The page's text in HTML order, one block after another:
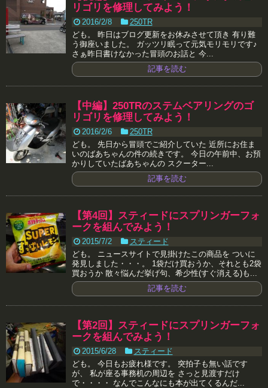
リゴリを修理してみよう！
2016/2/8
250TR
ども。 昨日はブログ更新をお休みさせて頂き 有り難
う御座いました。 ガッツリ眠って元気モリモリです♪
さぁ昨日書けなかった冒頭のお話と 今...
記事を読む
【中編】250TRのステムベアリングのゴ
リゴリを修理してみよう！
2016/2/6
250TR
ども。 先日から冒頭でご紹介していた 近所にお住ま
いのばあちゃんの件の続きです。 今日の午前中、お預
かりしていたばあちゃんの スクーター...
記事を読む
【第4回】スティードにスプリンガーフォ
ークを組んでみよう！
2015/7/2
スティード
ども。 ニュースサイトで見掛けたこの商品を ついに
発見しました・・・。 1袋だけ買おうか、それとも2袋
買おうか 散々悩んだ挙げ句、希少性(すぐ消える)も...
記事を読む
【第2回】スティードにスプリンガーフォ
ークを組んでみよう！
2015/6/28
スティード
ども。 今日もお疲れ様です。 突拍子も無い話です
が、 私が座る事務机の周辺を さっと見渡すだけ
で・・・・ なんでこんなにも本が出てくるんだ...